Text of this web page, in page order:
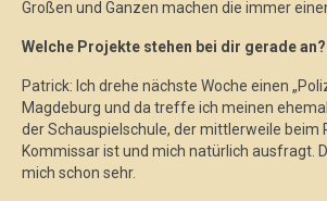
Großen und Ganzen machen die immer
Welche Projekte stehen bei dir gerade an?
Patrick: Ich drehe nächste Woche einen
Magdeburg und da treffe ich meinen
der Schauspielschule, der mittlerweile beim
Kommissar ist und mich natürlich ausfragt.
mich schon sehr.